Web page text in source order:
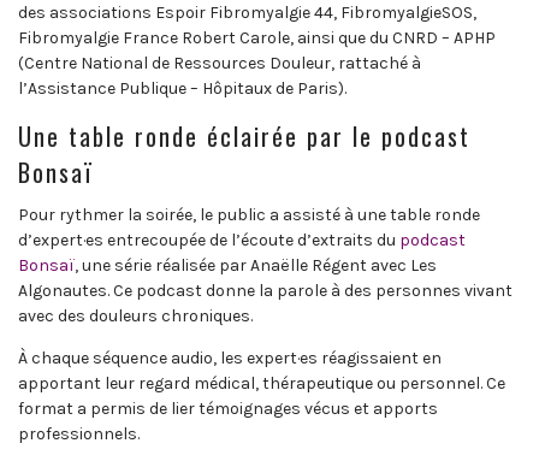
des associations Espoir Fibromyalgie 44, FibromyalgieSOS,
Fibromyalgie France Robert Carole, ainsi que du CNRD – APHP
(Centre National de Ressources Douleur, rattaché à
l’Assistance Publique – Hôpitaux de Paris).
Une table ronde éclairée par le podcast
Bonsaï
Pour rythmer la soirée, le public a assisté à une table ronde
d’expert·es entrecoupée de l’écoute d’extraits du podcast
Bonsaï, une série réalisée par Anaëlle Régent avec Les
Algonautes. Ce podcast donne la parole à des personnes vivant
avec des douleurs chroniques.
À chaque séquence audio, les expert·es réagissaient en
apportant leur regard médical, thérapeutique ou personnel. Ce
format a permis de lier témoignages vécus et apports
professionnels.